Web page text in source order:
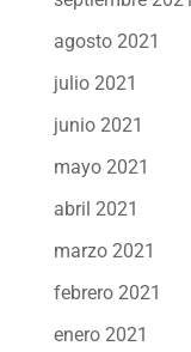
agosto 2021
julio 2021
junio 2021
mayo 2021
abril 2021
marzo 2021
febrero 2021
enero 2021